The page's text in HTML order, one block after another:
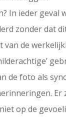
In ieder geval
zonder dat
van de
de foto als
Er
op de